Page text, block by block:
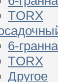
TORX
6-
TORX
Другое